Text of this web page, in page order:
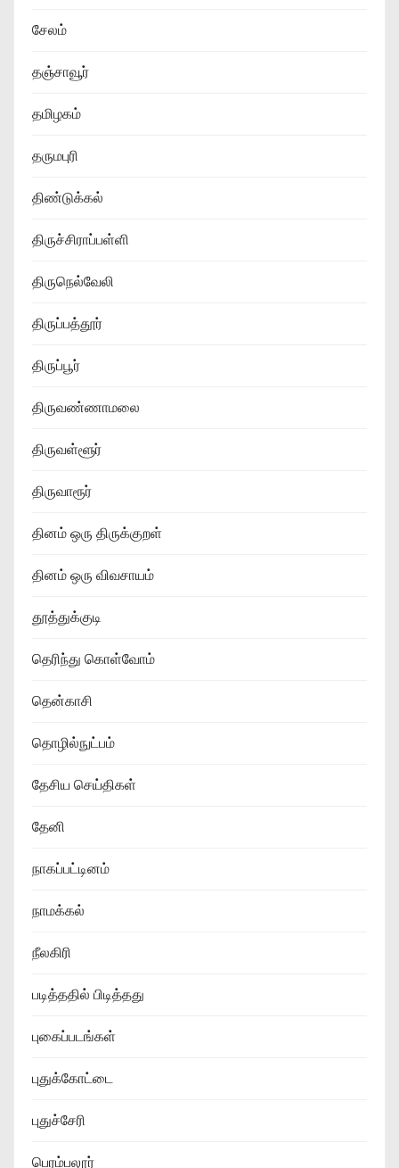
சேலம்
தஞ்சாவூர்
தமிழகம்
தருமபுரி
திண்டுக்கல்
திருச்சிராப்பள்ளி
திருநெல்வேலி
திருப்பத்தூர்
திருப்பூர்
திருவண்ணாமலை
திருவள்ளூர்
திருவாரூர்
தினம் ஒரு திருக்குறள்
தினம் ஒரு விவசாயம்
தூத்துக்குடி
தெரிந்து கொள்வோம்
தென்காசி
தொழில்நுட்பம்
தேசிய செய்திகள்
தேனி
நாகப்பட்டினம்
நாமக்கல்
நீலகிரி
படித்ததில் பிடித்தது
புகைப்படங்கள்
புதுக்கோட்டை
புதுச்சேரி
பெரம்பலூர்